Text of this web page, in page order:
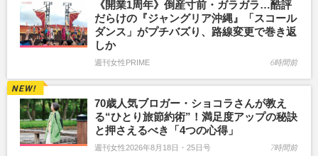
《開業1周年》倒産寸前・ガラガラ…酷評
だらけの『ジャングリア沖縄』「スコール
ダンス」がプチバズり、路線変更で巻き返
しか
週刊女性PRIME 6時間前
70歳人気ブロガー・ショコラさんが教え
る“ひとり旅節約術”！満足度アップの秘訣
と押さえるべき「4つの心得」
週刊女性2026年8月18日・25日号 7時間前